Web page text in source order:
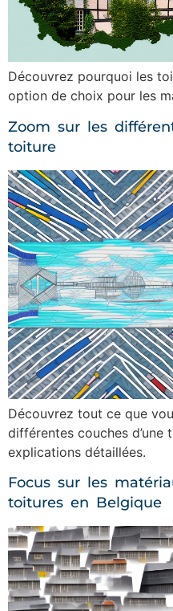
Découvrez pourquoi les
option de choix pour les
Zoom sur les
toiture
Découvrez tout ce que
différentes couches d’une
explications détaillées.
Focus sur les
toitures en Belgique